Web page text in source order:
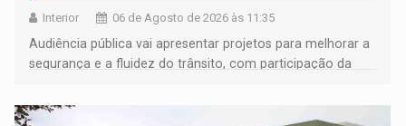
Interior 06 de Agosto de 2026 às 11:35
Audiência pública vai apresentar projetos para melhorar a
segurança e a fluidez do trânsito, com participação da